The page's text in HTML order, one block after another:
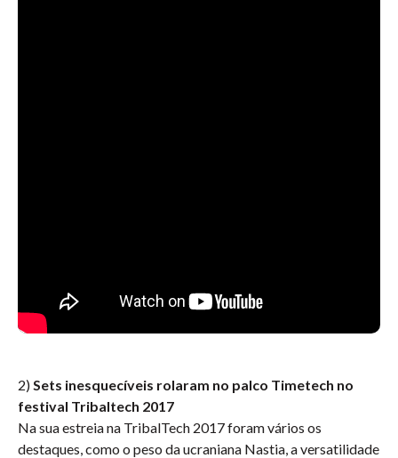
2)Sets inesquecíveis rolaram no palco Timetech no
festival Tribaltech 2017
Na sua estreia na TribalTech 2017 foram vários os
destaques, como o peso da ucraniana Nastia, a versatilidade